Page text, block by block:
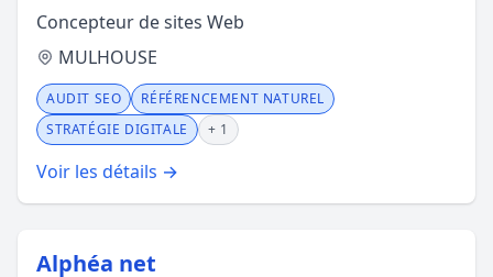
Concepteur de sites Web
MULHOUSE
AUDIT SEO
RÉFÉRENCEMENT NATUREL
STRATÉGIE DIGITALE
+ 1
Voir les détails →
Alphéa net